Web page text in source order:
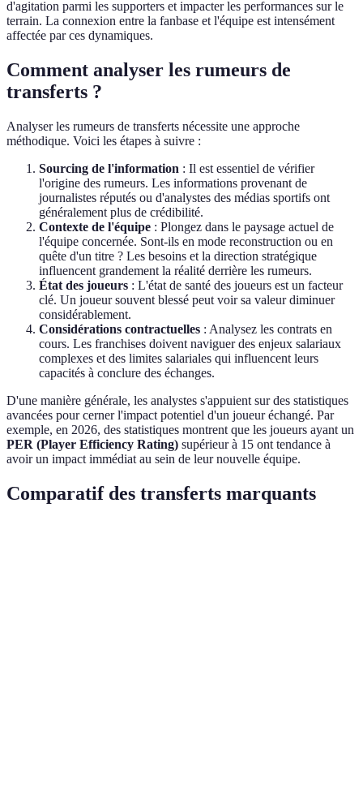
d'agitation parmi les supporters et impacter les performances sur le
terrain. La connexion entre la fanbase et l'équipe est intensément
affectée par ces dynamiques.
Comment analyser les rumeurs de
transferts ?
Analyser les rumeurs de transferts nécessite une approche
méthodique. Voici les étapes à suivre :
Sourcing de l'information : Il est essentiel de vérifier
l'origine des rumeurs. Les informations provenant de
journalistes réputés ou d'analystes des médias sportifs ont
généralement plus de crédibilité.
Contexte de l'équipe : Plongez dans le paysage actuel de
l'équipe concernée. Sont-ils en mode reconstruction ou en
quête d'un titre ? Les besoins et la direction stratégique
influencent grandement la réalité derrière les rumeurs.
État des joueurs : L'état de santé des joueurs est un facteur
clé. Un joueur souvent blessé peut voir sa valeur diminuer
considérablement.
Considérations contractuelles : Analysez les contrats en
cours. Les franchises doivent naviguer des enjeux salariaux
complexes et des limites salariales qui influencent leurs
capacités à conclure des échanges.
D'une manière générale, les analystes s'appuient sur des statistiques
avancées pour cerner l'impact potentiel d'un joueur échangé. Par
exemple, en 2026, des statistiques montrent que les joueurs ayant un
PER (Player Efficiency Rating) supérieur à 15 ont tendance à
avoir un impact immédiat au sein de leur nouvelle équipe.
Comparatif des transferts marquants